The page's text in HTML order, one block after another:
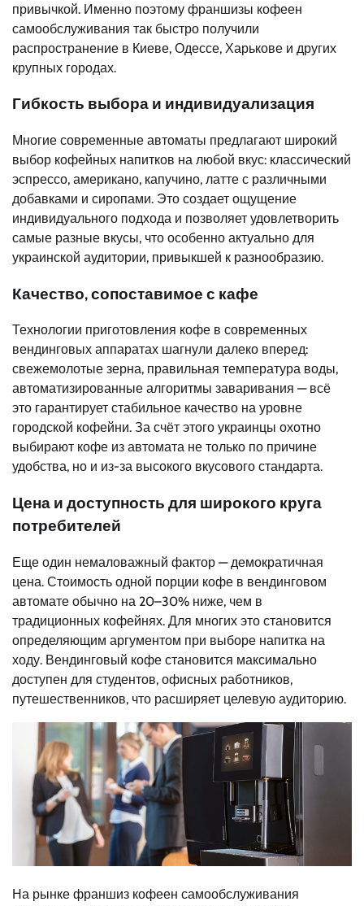
привычкой. Именно поэтому франшизы кофеен
самообслуживания так быстро получили
распространение в Киеве, Одессе, Харькове и других
крупных городах.
Гибкость выбора и индивидуализация
Многие современные автоматы предлагают широкий
выбор кофейных напитков на любой вкус: классический
эспрессо, американо, капучино, латте с различными
добавками и сиропами. Это создает ощущение
индивидуального подхода и позволяет удовлетворить
самые разные вкусы, что особенно актуально для
украинской аудитории, привыкшей к разнообразию.
Качество, сопоставимое с кафе
Технологии приготовления кофе в современных
вендинговых аппаратах шагнули далеко вперед:
свежемолотые зерна, правильная температура воды,
автоматизированные алгоритмы заваривания — всё
это гарантирует стабильное качество на уровне
городской кофейни. За счёт этого украинцы охотно
выбирают кофе из автомата не только по причине
удобства, но и из-за высокого вкусового стандарта.
Цена и доступность для широкого круга
потребителей
Еще один немаловажный фактор — демократичная
цена. Стоимость одной порции кофе в вендинговом
автомате обычно на 20–30% ниже, чем в
традиционных кофейнях. Для многих это становится
определяющим аргументом при выборе напитка на
ходу. Вендинговый кофе становится максимально
доступен для студентов, офисных работников,
путешественников, что расширяет целевую аудиторию.
На рынке франшиз кофеен самообслуживания